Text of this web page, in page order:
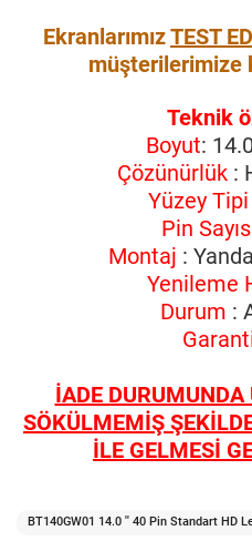
EkranlarımızTEST
müşterilerimize
Teknik
Boyut:
Çözünürlük:
Yüzey Tipi
Pin
Montaj :
Yenileme
Durum :
İADE
SÖKÜLMEMİŞ
İLE GELMESİ
BT140GW01 14.0 '' 40 Pin Standart HD